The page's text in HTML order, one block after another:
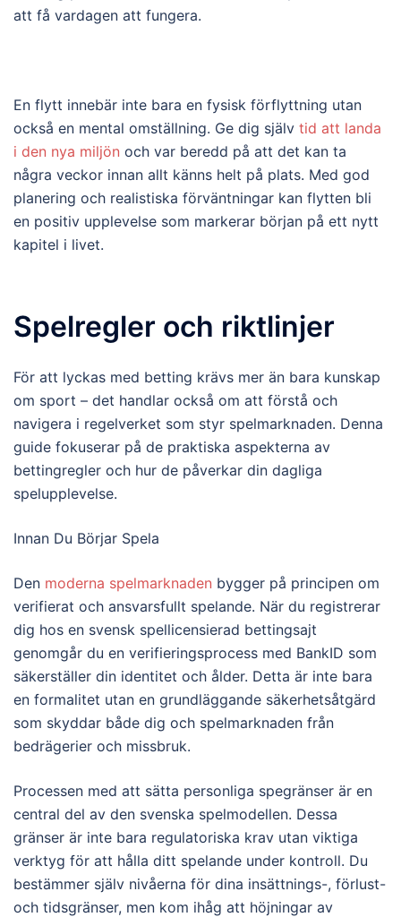
att få vardagen att fungera.
En flytt innebär inte bara en fysisk förflyttning utan
också en mental omställning. Ge dig själv tid att landa
i den nya miljön och var beredd på att det kan ta
några veckor innan allt känns helt på plats. Med god
planering och realistiska förväntningar kan flytten bli
en positiv upplevelse som markerar början på ett nytt
kapitel i livet.
Spelregler och riktlinjer
För att lyckas med betting krävs mer än bara kunskap
om sport – det handlar också om att förstå och
navigera i regelverket som styr spelmarknaden. Denna
guide fokuserar på de praktiska aspekterna av
bettingregler och hur de påverkar din dagliga
spelupplevelse.
Innan Du Börjar Spela
Den moderna spelmarknaden bygger på principen om
verifierat och ansvarsfullt spelande. När du registrerar
dig hos en svensk spellicensierad bettingsajt
genomgår du en verifieringsprocess med BankID som
säkerställer din identitet och ålder. Detta är inte bara
en formalitet utan en grundläggande säkerhetsåtgärd
som skyddar både dig och spelmarknaden från
bedrägerier och missbruk.
Processen med att sätta personliga spegränser är en
central del av den svenska spelmodellen. Dessa
gränser är inte bara regulatoriska krav utan viktiga
verktyg för att hålla ditt spelande under kontroll. Du
bestämmer själv nivåerna för dina insättnings-, förlust-
och tidsgränser, men kom ihåg att höjningar av